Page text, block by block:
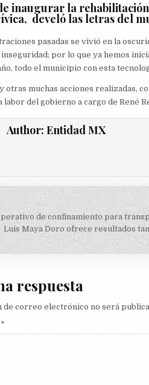
inaugurar la
develó las letras del
pasadas se vivió en la
por lo que ya hemos
todo el municipio con esta
otras muchas acciones realizadas,
labor del gobierno a cargo de René
Author: Entidad MX
de confinamiento para
Luis Maya Doro ofrece resultados
respuesta
de correo electrónico no será
*